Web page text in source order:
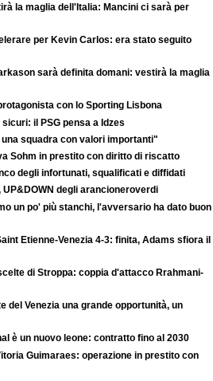
la maglia dell'Italia: Mancini ci sarà per
per Kevin Carlos: era stato seguito
sarà definita domani: vestirà la maglia
con lo Sporting Lisbona
il PSG pensa a Idzes
squadra con valori importanti"
Sohm in prestito con diritto di riscatto
degli infortunati, squalificati e diffidati
UP&DOWN degli arancioneroverdi
un po' più stanchi, l'avversario ha dato buon
Etienne-Venezia 4-3: finita, Adams sfiora il
di Stroppa: coppia d'attacco Rrahmani-
del Venezia una grande opportunità, un
è un nuovo leone: contratto fino al 2030
Guimaraes: operazione in prestito con